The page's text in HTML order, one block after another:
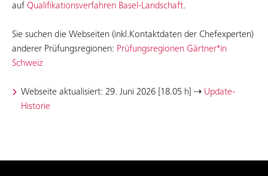
auf Qualifikationsverfahren Basel-Landschaft.
Sie suchen die Webseiten (inkl.Kontaktdaten der Chefexperten)
anderer Prüfungsregionen: Prüfungsregionen Gärtner*in
Schweiz
Webseite aktualisiert: 29. Juni 2026 [18.05 h] ⇢ Update-
Historie